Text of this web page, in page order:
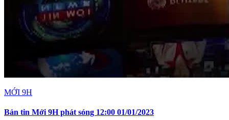
MỚI 9H
Bản tin Mới 9H phát sóng 12:00 01/01/2023